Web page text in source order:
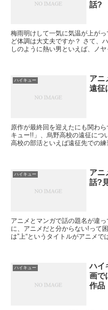
話?
梅雨明けして一気に気温が上が
ど体調は大丈夫ですか？ さて、
しのように熱い男といえば、ノ
ハイキュー
アニ
遠征
原作が最終回を迎えたにも関わ
キュー!!」、烏野高校の遠征につ
高校の部活といえば遠征先での
ハイキュー
アニ
話?
アニメとマンガで話の題名が違
に、アニメだと分からない!って困
は”上“というタイトルがアニメ
ハイキュー
ハイ
画で
作品